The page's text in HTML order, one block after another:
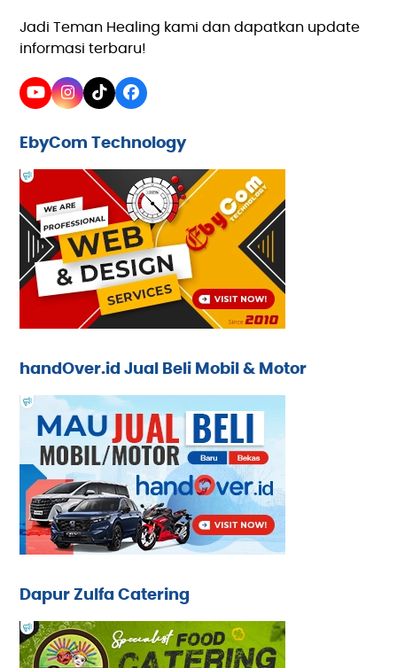
Jadi Teman Healing kami dan dapatkan update
informasi terbaru!
YouTube
Instagram
TiktokFacebook
EbyCom Technology
handOver.id Jual Beli Mobil & Motor
Dapur Zulfa Catering